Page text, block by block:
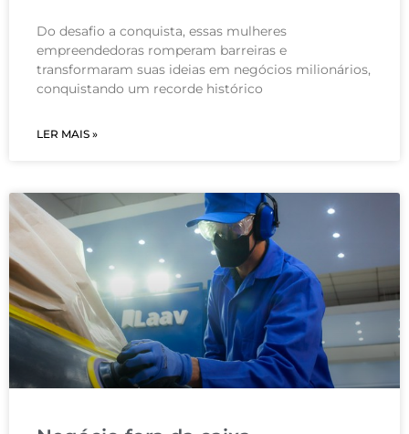
Do desafio a conquista, essas mulheres
empreendedoras romperam barreiras e
transformaram suas ideias em negócios milionários,
conquistando um recorde histórico
LER MAIS »